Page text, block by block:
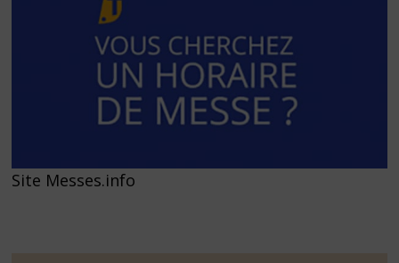
Site Messes.info